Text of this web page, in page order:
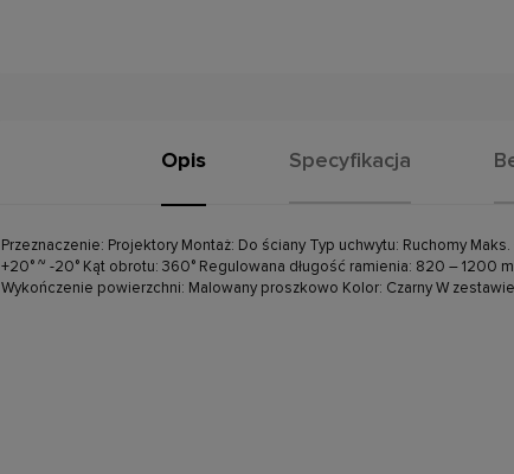
Opis Specyfikacja
Przeznaczenie: Projektory Montaż: Do ściany Typ uchwytu: Ruchomy
+20° ~ -20° Kąt obrotu: 360° Regulowana długość ramienia: 820 – 1200
Wykończenie powierzchni: Malowany proszkowo Kolor: Czarny W